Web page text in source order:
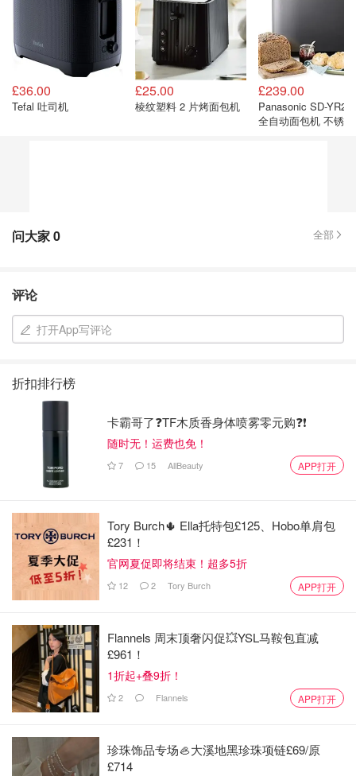
£36.00
Tefal 吐司机
£25.00
棱纹塑料 2 片烤面包机
£239.00
Panasonic SD-
全自动面包机 不锈钢
问大家0 全部
评论
打开App写评论
折扣排行榜
卡霸哥了❓TF木质香身体喷雾零元购❓❗
随时无！运费也免！
7 15 AllBeauty APP打开
Tory Burch🌵 Ella托特包£125、Hobo单肩包
£231！
官网夏促即将结束！超多5折
12 2 Tory Burch APP打开
Flannels 周末顶奢闪促💥YSL马鞍包直减
£961！
1折起+叠9折！
2 Flannels APP打开
珍珠饰品专场🦪大溪地黑珍珠项链£69/原
£714